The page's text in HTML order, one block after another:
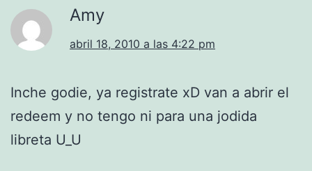
Amy
abril 18, 2010 a las 4:22 pm
Inche godie, ya registrate xD van a abrir el
redeem y no tengo ni para una jodida
libreta U_U